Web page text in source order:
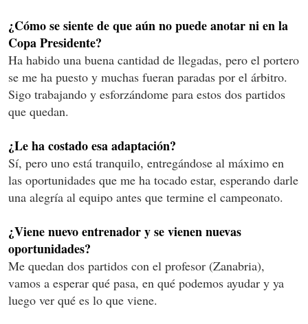
¿Cómo se siente de que aún no puede anotar ni en la
Copa Presidente?
Ha habido una buena cantidad de llegadas, pero el portero
se me ha puesto y muchas fueran paradas por el árbitro.
Sigo trabajando y esforzándome para estos dos partidos
que quedan.
¿Le ha costado esa adaptación?
Sí, pero uno está tranquilo, entregándose al máximo en
las oportunidades que me ha tocado estar, esperando darle
una alegría al equipo antes que termine el campeonato.
¿Viene nuevo entrenador y se vienen nuevas
oportunidades?
Me quedan dos partidos con el profesor (Zanabria),
vamos a esperar qué pasa, en qué podemos ayudar y ya
luego ver qué es lo que viene.